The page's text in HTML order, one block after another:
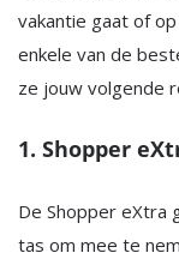
vakantie gaat of
enkele van de
ze jouw volgende
1. Shopper
De Shopper eXtra
tas om mee te